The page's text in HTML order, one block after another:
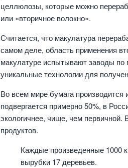
целлюлозы, которые можно
или «вторичное волокно».
Считается, что макулатура
самом деле, область применения
макулатуре испытывают заводы по
уникальные технологии для
Во всем мире бумага
подвергается примерно 50%, в
экологичнее, чище, чем
продуктов.
Каждые произведенные 1000
вырубки 17 деревьев.